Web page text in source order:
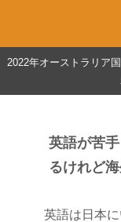
2022年オーストラリア
英語が苦
るけれど
英語は日本